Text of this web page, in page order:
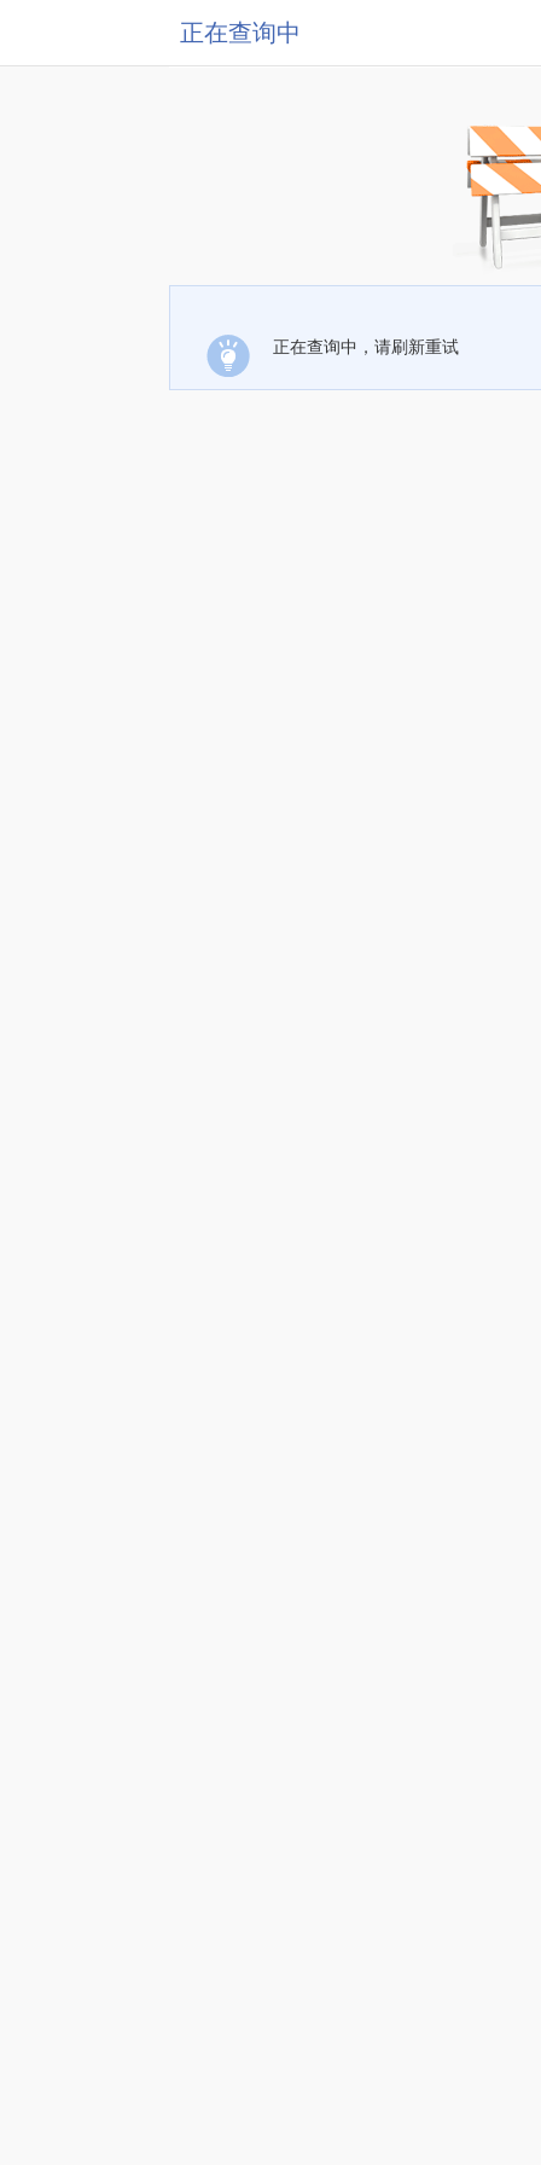
正在查询中
正在查询中，请刷新重试